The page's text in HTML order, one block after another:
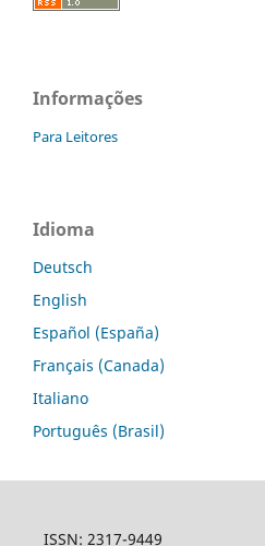
Informações
Para Leitores
Idioma
Deutsch
English
Español (España)
Français (Canada)
Italiano
Português (Brasil)
ISSN: 2317-9449